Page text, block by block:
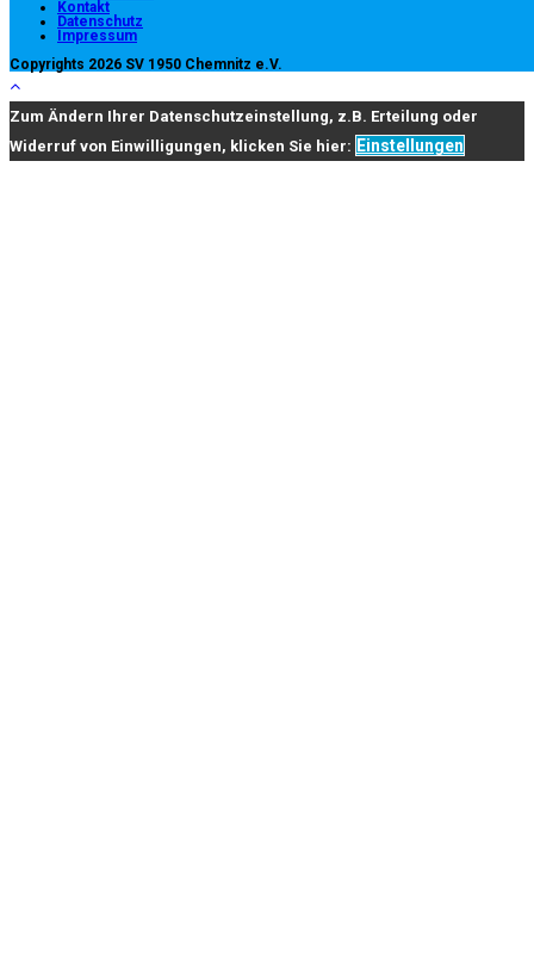
Kontakt
Datenschutz
Impressum
Copyrights 2026 SV 1950 Chemnitz e.V.
Zum Ändern Ihrer Datenschutzeinstellung, z.B. Erteilung oder
Widerruf von Einwilligungen, klicken Sie hier: Einstellungen